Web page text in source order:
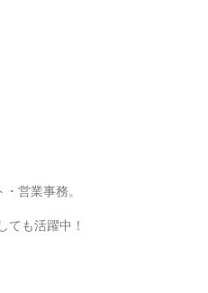
営業事務。
ても活躍中！